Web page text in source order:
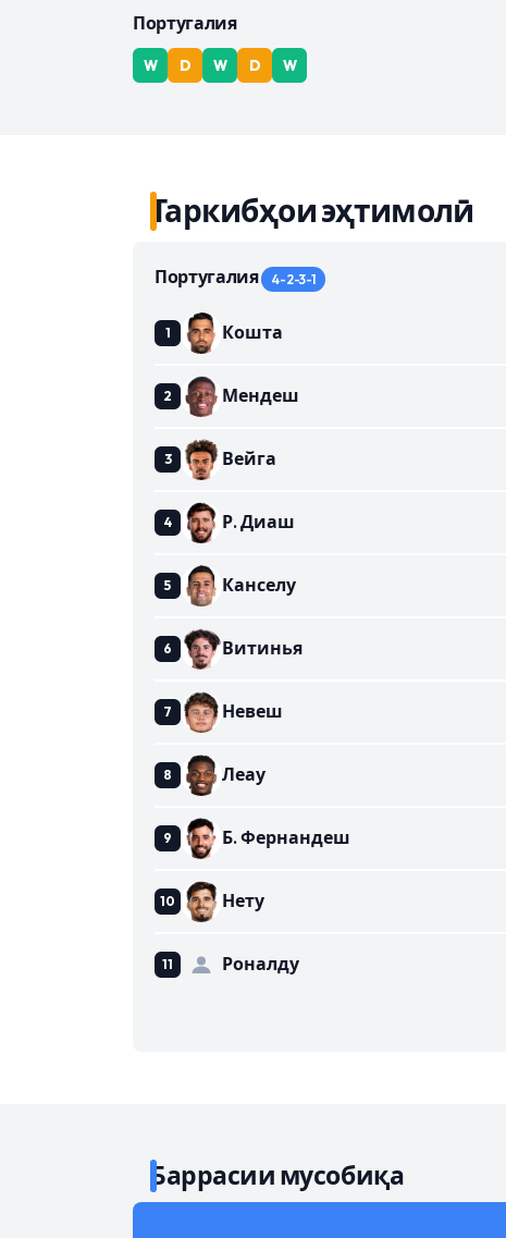
Португалия
W D W D W
Таркибҳои эҳтимолӣ
Португалия 4-2-3-1
Кошта
Мендеш
Вейга
Р. Диаш
Канселу
Витинья
Невеш
Леау
Б. Фернандеш
Нету
Роналду
Баррасии мусобиқа